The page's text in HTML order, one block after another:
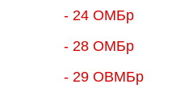
- 24 ОМБр
- 28 ОМБр
- 29 ОВМБр